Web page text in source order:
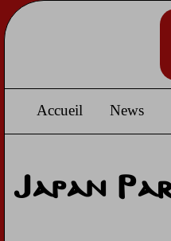
Accueil News
Japan